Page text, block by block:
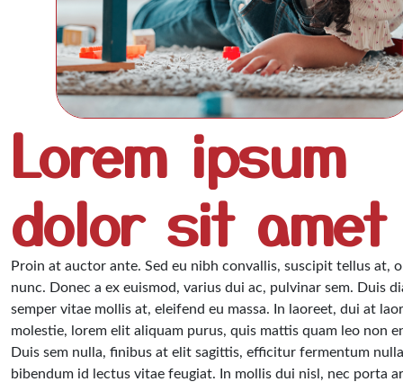
Lorem ipsum
dolor sit amet
Proin at auctor ante. Sed eu nibh convallis, suscipit tellus at,
nunc. Donec a ex euismod, varius dui ac, pulvinar sem. Duis
semper vitae mollis at, eleifend eu massa. In laoreet, dui at
molestie, lorem elit aliquam purus, quis mattis quam leo non
Duis sem nulla, finibus at elit sagittis, efficitur fermentum
bibendum id lectus vitae feugiat. In mollis dui nisl, nec porta